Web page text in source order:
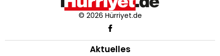
© 2026 Hürriyet.de
Aktuelles